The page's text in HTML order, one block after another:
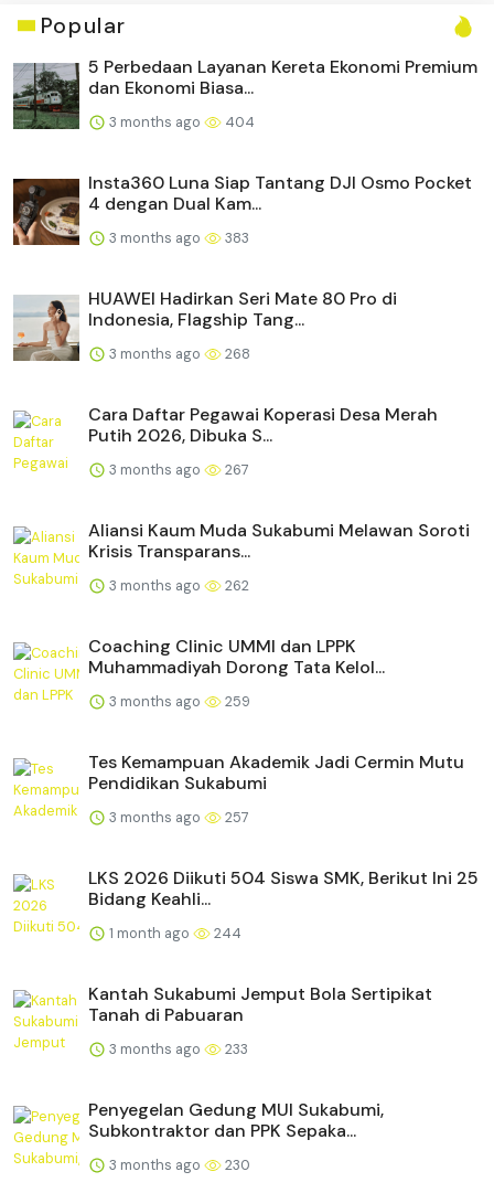
Popular
5 Perbedaan Layanan Kereta Ekonomi Premium
dan Ekonomi Biasa...
3 months ago 404
Insta360 Luna Siap Tantang DJI Osmo Pocket
4 dengan Dual Kam...
3 months ago 383
HUAWEI Hadirkan Seri Mate 80 Pro di
Indonesia, Flagship Tang...
3 months ago 268
Cara Daftar Pegawai Koperasi Desa Merah
Putih 2026, Dibuka S...
3 months ago 267
Aliansi Kaum Muda Sukabumi Melawan Soroti
Krisis Transparans...
3 months ago 262
Coaching Clinic UMMI dan LPPK
Muhammadiyah Dorong Tata Kelol...
3 months ago 259
Tes Kemampuan Akademik Jadi Cermin Mutu
Pendidikan Sukabumi
3 months ago 257
LKS 2026 Diikuti 504 Siswa SMK, Berikut Ini 25
Bidang Keahli...
1 month ago 244
Kantah Sukabumi Jemput Bola Sertipikat
Tanah di Pabuaran
3 months ago 233
Penyegelan Gedung MUI Sukabumi,
Subkontraktor dan PPK Sepaka...
3 months ago 230